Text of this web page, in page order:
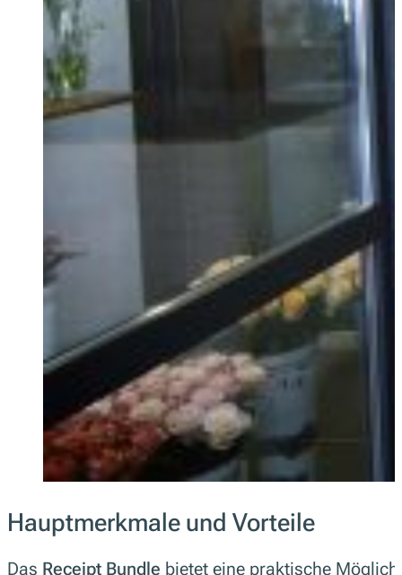
Hauptmerkmale und Vorteile
Das Receipt Bundle bietet eine praktische